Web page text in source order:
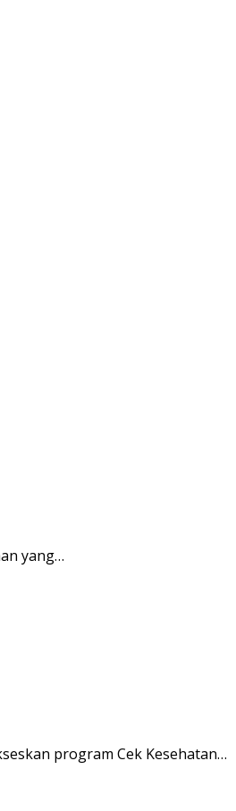
yang…
program Cek Kesehatan…